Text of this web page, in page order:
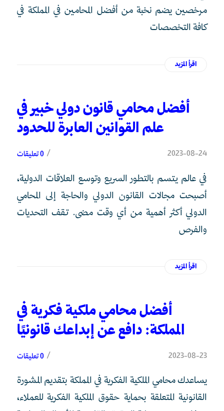
مرخصين يضم نخبة من أفضل المحامين في المملكة في
كافة التخصصات
اقرأ المزيد
أفضل محامي قانون دولي خبير في
علم القوانين العابرة للحدود
2023-08-24
/ 0 تعليقات
في عالم يتسم بالتطور السريع وتوسع العلاقات الدولية،
أصبحت مجالات القانون الدولي والحاجة إلى المحامي
الدولي أكثر أهمية من أي وقت مضى. تقف التحديات
والفرص
اقرأ المزيد
أفضل محامي ملكية فكرية في
المملكة: دافع عن إبداعك قانونيًا
2023-08-23
/ 0 تعليقات
يساعدك محامي الملكية الفكرية في المملكة بتقديم المشورة
القانونية المتعلقة بحماية حقوق الملكية الفكرية للعملاء،